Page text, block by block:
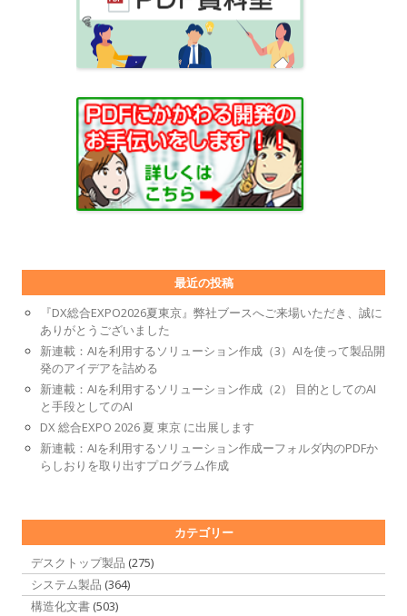
最近の投稿
『DX総合EXPO2026夏東京』弊社ブースへご来場いただき、誠に
ありがとうございました
新連載：AIを利用するソリューション作成（3）AIを使って製品開
発のアイデアを詰める
新連載：AIを利用するソリューション作成（2） 目的としてのAI
と手段としてのAI
DX 総合EXPO 2026 夏 東京 に出展します
新連載：AIを利用するソリューション作成ーフォルダ内のPDFか
らしおりを取り出すプログラム作成
カテゴリー
デスクトップ製品 (275)
システム製品 (364)
構造化文書 (503)